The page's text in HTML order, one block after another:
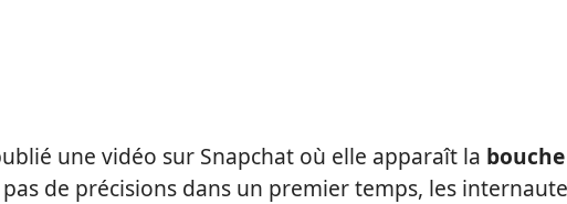
une vidéo sur Snapchat où elle apparaît la bouche
de précisions dans un premier temps, les